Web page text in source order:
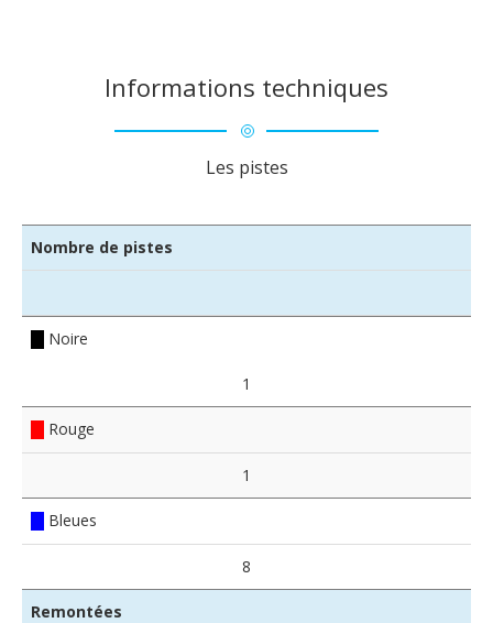
Informations techniques
Les pistes
Nombre de pistes
Noire
1
Rouge
1
Bleues
8
Remontées